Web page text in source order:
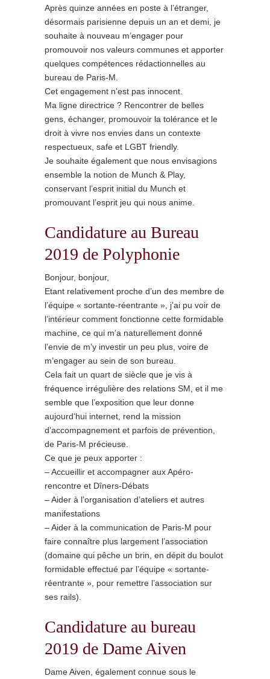
Après quinze années en poste à l’étranger,
désormais parisienne depuis un an et demi, je
souhaite à nouveau m’engager pour
promouvoir nos valeurs communes et apporter
quelques compétences rédactionnelles au
bureau de Paris-M.
Cet engagement n’est pas innocent.
Ma ligne directrice ? Rencontrer de belles
gens, échanger, promouvoir la tolérance et le
droit à vivre nos envies dans un contexte
respectueux, safe et LGBT friendly.
Je souhaite également que nous envisagions
ensemble la notion de Munch & Play,
conservant l’esprit initial du Munch et
promouvant l’esprit jeu qui nous anime.
Candidature au Bureau
2019 de Polyphonie
Bonjour, bonjour,
Etant relativement proche d’un des membre de
l’équipe « sortante-réentrante », j’ai pu voir de
l’intérieur comment fonctionne cette formidable
machine, ce qui m’a naturellement donné
l’envie de m’y investir un peu plus, voire de
m’engager au sein de son bureau.
Cela fait un quart de siècle que je vis à
fréquence irrégulière des relations SM, et il me
semble que l’exposition que leur donne
aujourd‘hui internet, rend la mission
d’accompagnement et parfois de prévention,
de Paris-M précieuse.
Ce que je peux apporter :
– Accueillir et accompagner aux Apéro-
rencontre et Dîners-Débats
– Aider à l’organisation d’ateliers et autres
manifestations
– Aider à la communication de Paris-M pour
faire connaître plus largement l’association
(domaine qui pêche un brin, en dépit du boulot
formidable effectué par l’équipe « sortante-
réentrante », pour remettre l’association sur
ses rails).
Candidature au bureau
2019 de Dame Aiven
Dame Aiven, également connue sous le